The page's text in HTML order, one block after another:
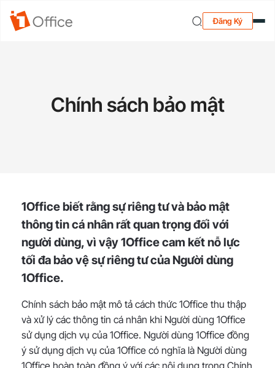
Đăng Ký
Chính sách bảo mật
1Office biết rằng sự riêng tư và bảo mật
thông tin cá nhân rất quan trọng đối với
người dùng, vì vậy 1Office cam kết nỗ lực
tối đa bảo vệ sự riêng tư của Người dùng
1Office.
Chính sách bảo mật mô tả cách thức 1Office thu thập
và xử lý các thông tin cá nhân khi Người dùng 1Office
sử dụng dịch vụ của 1Office. Người dùng 1Office đồng
ý sử dụng dịch vụ của 1Office có nghĩa là Người dùng
1Office hoàn toàn đồng ý với các nội dung trong Chính